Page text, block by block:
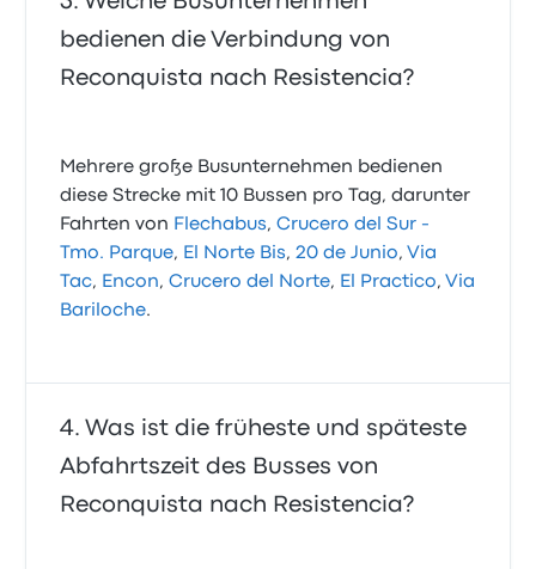
bedienen die Verbindung von
Reconquista nach Resistencia?
Mehrere große Busunternehmen bedienen
diese Strecke mit 10 Bussen pro Tag, darunter
Fahrten von Flechabus,Crucero del Sur -
Tmo. Parque, El Norte Bis,20 de Junio, Via
Tac, Encon,Crucero del Norte, El Practico, Via
Bariloche.
Was ist die früheste und späteste
Abfahrtszeit des Busses von
Reconquista nach Resistencia?